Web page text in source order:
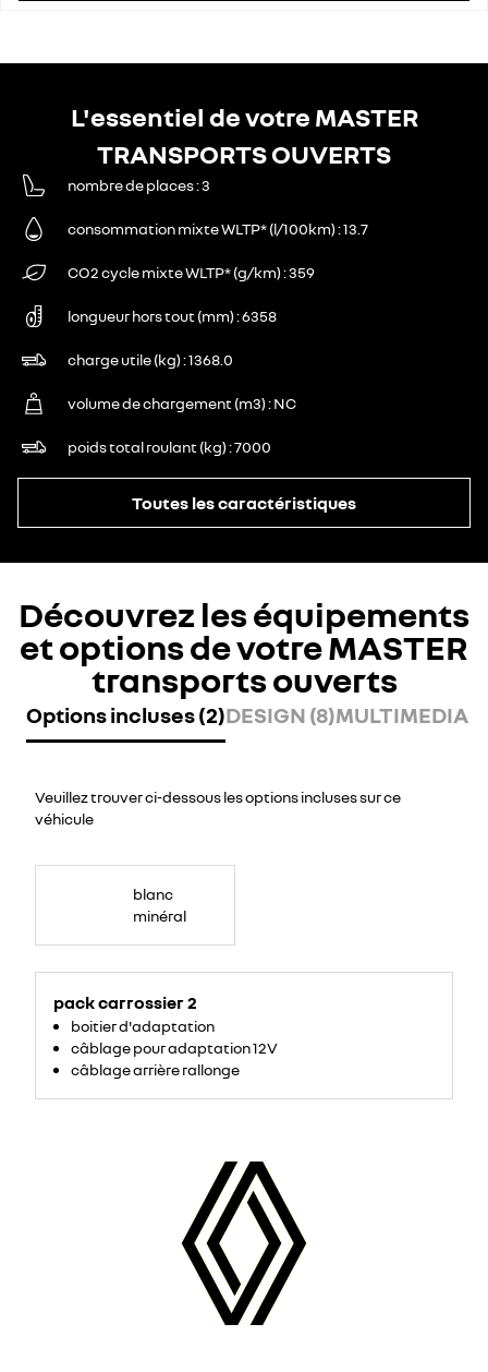
L'essentiel de votre MASTER
TRANSPORTS OUVERTS
nombre de places 3
consommation mixte WLTP* (l/100km) 13.7
CO2 cycle mixte WLTP* (g/km) 359
longueur hors tout (mm) 6358
charge utile (kg) 1368.0
volume de chargement (m3) NC
poids total roulant (kg) 7000
Toutes les caractéristiques
Découvrez les équipements
et options de votre MASTER
transports ouverts
Options incluses (2)DESIGN (8)MULTIMEDIA
Veuillez trouver ci-dessous les options incluses sur ce
véhicule
blanc
minéral
pack carrossier 2
boitier d'adaptation
câblage pour adaptation 12V
câblage arrière rallonge